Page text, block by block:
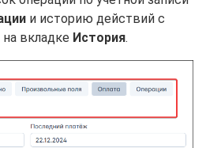
и историю действий с
вкладке История.